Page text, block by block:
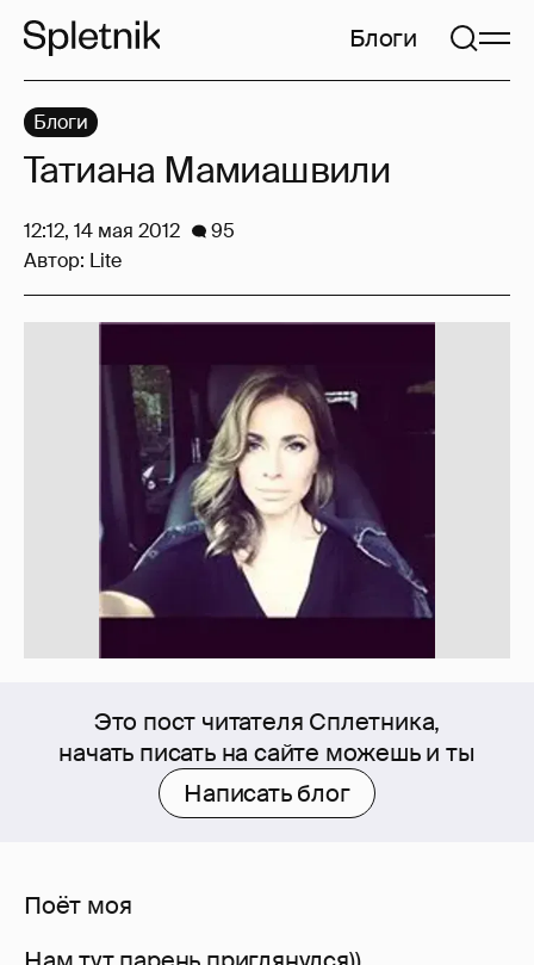
Блоги
Это пост читателя Сплетника,
начать писать на сайте можешь и ты
Написать блог
Поёт моя
Блоги
Татиана Мамиашвили
12:12, 14 мая 2012
95
Автор: Lite